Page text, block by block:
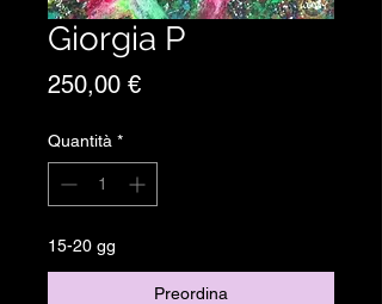
Giorgia P
250,00 €Prezzo
Quantità *
15-20 gg
Preordina